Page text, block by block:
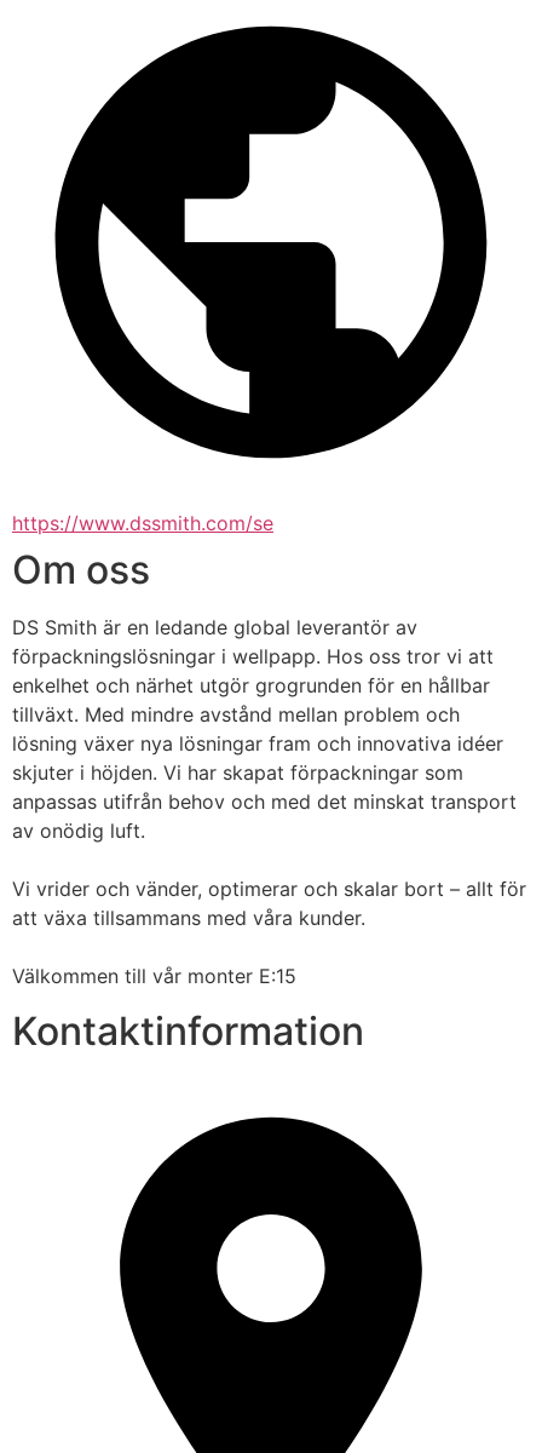
https://www.dssmith.com/se
Om oss
DS Smith är en ledande global leverantör av
förpackningslösningar i wellpapp. Hos oss tror vi att
enkelhet och närhet utgör grogrunden för en hållbar
tillväxt. Med mindre avstånd mellan problem och
lösning växer nya lösningar fram och innovativa idéer
skjuter i höjden. Vi har skapat förpackningar som
anpassas utifrån behov och med det minskat transport
av onödig luft.
Vi vrider och vänder, optimerar och skalar bort – allt för
att växa tillsammans med våra kunder.
Välkommen till vår monter E:15
Kontaktinformation